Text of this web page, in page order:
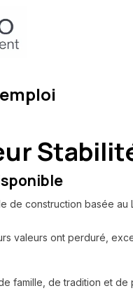
de construction basée
valeurs ont perduré,
famille, de tradition et de